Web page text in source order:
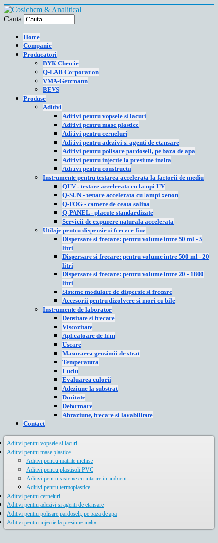
Cauta
Home
Companie
Producatori
BYK Chemie
Q-LAB Corporation
VMA-Getzmann
BEVS
Produse
Aditivi
Aditivi pentru vopsele si lacuri
Aditivi pentru mase plastice
Aditivi pentru cerneluri
Aditivi pentru adezivi si agenti de etansare
Aditivi pentru polisare pardoseli, pe baza de apa
Aditivi pentru injectie la presiune inalta
Aditivi pentru constructii
Instrumente pentru testarea accelerata la factorii de mediu
QUV - testare accelerata cu lampi UV
Q-SUN - testare accelerata cu lampi xenon
Q-FOG - camere de ceata salina
Q-PANEL - placute standardizate
Servicii de expunere naturala accelerata
Utilaje pentru dispersie si frecare fina
Dispersare si frecare: pentru volume intre 50 ml - 5
litri
Dispersare si frecare: pentru volume intre 500 ml - 20
litri
Dispersare si frecare: pentru volume intre 20 - 1800
litri
Sisteme modulare de dispersie si frecare
Accesorii pentru dizolvere si mori cu bile
Instrumente de laborator
Densitate si frecare
Viscozitate
Aplicatoare de film
Uscare
Masurarea grosimii de strat
Temperatura
Luciu
Evaluarea culorii
Adeziune la substrat
Duritate
Deformare
Abraziune, frecare si lavabilitate
Contact
Aditivi pentru vopsele si lacuri
Aditivi pentru mase plastice
Aditivi pentru matrite inchise
Aditivi pentru plastisoli PVC
Aditivi pentru sisteme cu intarire in ambient
Aditivi pentru termoplastice
Aditivi pentru cerneluri
Aditivi pentru adezivi si agenti de etansare
Aditivi pentru polisare pardoseli, pe baza de apa
Aditivi pentru injectie la presiune inalta